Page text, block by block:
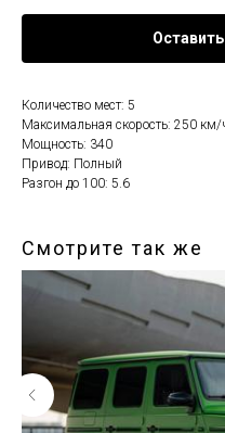
Количество мест: 5
Максимальная скорость: 250 км/
Мощность: 340
Привод: Полный
Разгон до 100: 5.6
Смотрите так же